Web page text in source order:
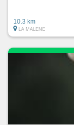
10.3 km
LA MALENE